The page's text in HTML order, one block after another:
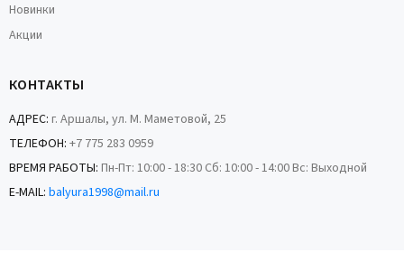
Новинки
Акции
КОНТАКТЫ
АДРЕС: г. Аршалы, ул. М. Маметовой, 25
ТЕЛЕФОН: +7 775 283 0959
ВРЕМЯ РАБОТЫ: Пн-Пт: 10:00 - 18:30 Сб: 10:00 - 14:00 Вс: Выходной
E-MAIL: balyura1998@mail.ru